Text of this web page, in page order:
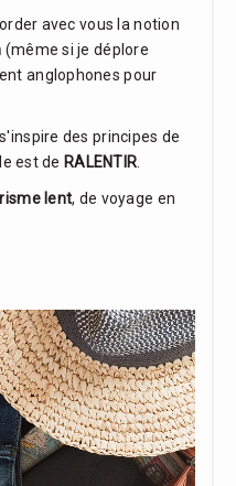
avec vous la notion
(même si je déplore
anglophones pour
des principes de
est de RALENTIR
lent, de voyage en